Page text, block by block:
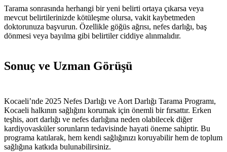
Tarama sonrasında herhangi bir yeni belirti ortaya çıkarsa veya
mevcut belirtilerinizde kötüleşme olursa, vakit kaybetmeden
doktorunuza başvurun. Özellikle göğüs ağrısı, nefes darlığı, baş
dönmesi veya bayılma gibi belirtiler ciddiye alınmalıdır.
Sonuç ve Uzman Görüşü
Kocaeli’nde 2025 Nefes Darlığı ve Aort Darlığı Tarama Programı,
Kocaeli halkının sağlığını korumak için önemli bir fırsattır. Erken
teşhis, aort darlığı ve nefes darlığına neden olabilecek diğer
kardiyovasküler sorunların tedavisinde hayati öneme sahiptir. Bu
programa katılarak, hem kendi sağlığınızı koruyabilir hem de toplum
sağlığına katkıda bulunabilirsiniz.